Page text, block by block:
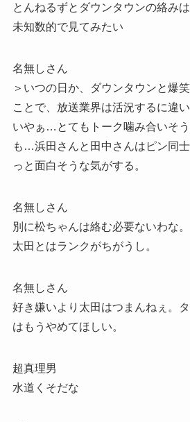
とんねるずとダウンタウンの絡みは
未知数的で見てみたい
名無しさん
＞いつの日か、ダウンタウンと爆
ことで、放送業界は活況するに違い
いやぁ…とてもトーク噛み合いそ
も…浜田さんと田中さんはピン同
っと面白そうな気がする。
名無しさん
別に松ちゃんは絡む必要ないわな。
太田とはランクがちがうし。
名無しさん
好き嫌いより太田はつまんねぇ。
はもうやめてほしい。
超真理男
水道くそだな